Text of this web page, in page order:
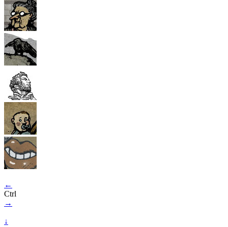
←
Ctrl
→
↓